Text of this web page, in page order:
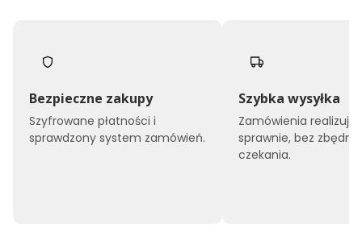
Bezpieczne zakupy
Szyfrowane płatności i
sprawdzony system zamówień.
Szybka wysyłka
Zamówienia
sprawnie, bez
czekania.